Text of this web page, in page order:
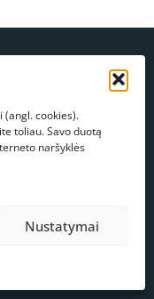
cookies).
toliau. Savo duotą
naršyklės
Nustatymai